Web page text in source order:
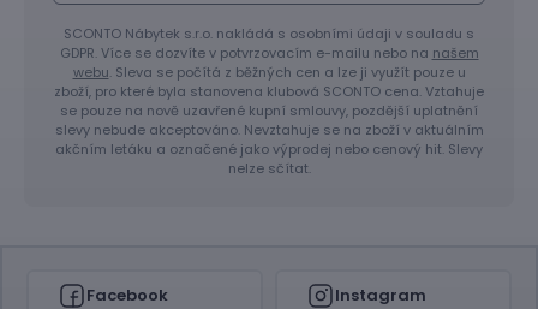
SCONTO Nábytek s.r.o. nakládá s osobními údaji v souladu s
GDPR. Více se dozvíte v potvrzovacím e-mailu nebo na našem
webu. Sleva se počítá z běžných cen a lze ji využít pouze u
zboží, pro které byla stanovena klubová SCONTO cena. Vztahuje
se pouze na nově uzavřené kupní smlouvy, pozdější uplatnění
slevy nebude akceptováno. Nevztahuje se na zboží v aktuálním
akčním letáku a označené jako výprodej nebo cenový hit. Slevy
nelze sčítat.
Facebook Instagram